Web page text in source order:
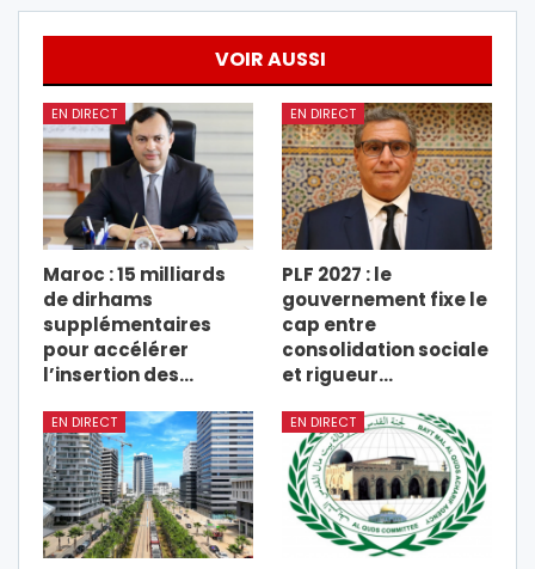
VOIR AUSSI
EN DIRECT
Maroc : 15 milliards
de dirhams
supplémentaires
pour accélérer
l’insertion des…
EN DIRECT
PLF 2027 : le
gouvernement fixe le
cap entre
consolidation sociale
et rigueur…
EN DIRECT EN DIRECT